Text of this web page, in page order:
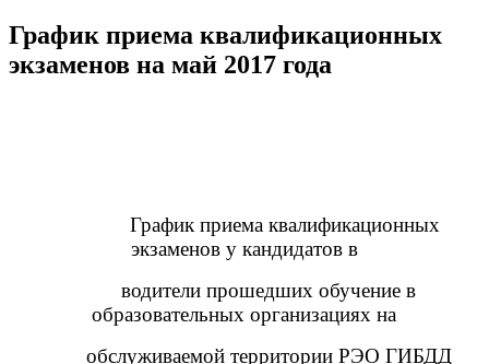
График приема квалификационных
экзаменов на май 2017 года
График приема квалификационных
экзаменов у кандидатов в
водители прошедших обучение в
образовательных организациях на
обслуживаемой территории РЭО ГИБДД